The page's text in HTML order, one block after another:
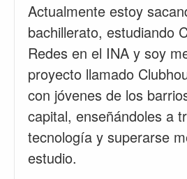
Actualmente estoy
bachillerato, estudiando
Redes en el INA y soy
proyecto llamado
con jóvenes de los
capital, enseñándoles a
tecnología y superarse
estudio.